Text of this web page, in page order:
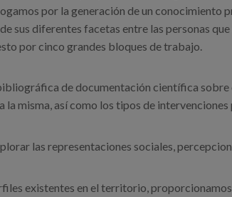
por la generación de un conocimiento
sus diferentes facetas entre las personas que
por cinco grandes bloques de trabajo.
de documentación científica sobre
misma, así como los tipos de intervenciones
las representaciones sociales,
existentes en el territorio,